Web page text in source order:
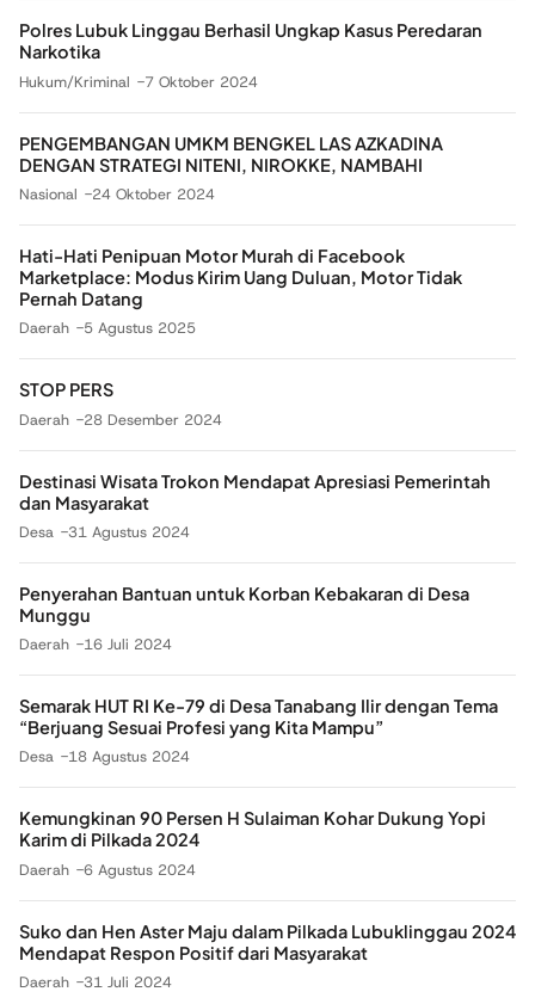
Polres Lubuk Linggau Berhasil Ungkap Kasus Peredaran
Narkotika
Hukum/Kriminal 7 Oktober 2024
PENGEMBANGAN UMKM BENGKEL LAS AZKADINA
DENGAN STRATEGI NITENI, NIROKKE, NAMBAHI
Nasional 24 Oktober 2024
Hati-Hati Penipuan Motor Murah di Facebook
Marketplace: Modus Kirim Uang Duluan, Motor Tidak
Pernah Datang
Daerah 5 Agustus 2025
STOP PERS
Daerah 28 Desember 2024
Destinasi Wisata Trokon Mendapat Apresiasi Pemerintah
dan Masyarakat
Desa 31 Agustus 2024
Penyerahan Bantuan untuk Korban Kebakaran di Desa
Munggu
Daerah 16 Juli 2024
Semarak HUT RI Ke-79 di Desa Tanabang Ilir dengan Tema
“Berjuang Sesuai Profesi yang Kita Mampu”
Desa 18 Agustus 2024
Kemungkinan 90 Persen H Sulaiman Kohar Dukung Yopi
Karim di Pilkada 2024
Daerah 6 Agustus 2024
Suko dan Hen Aster Maju dalam Pilkada Lubuklinggau 2024
Mendapat Respon Positif dari Masyarakat
Daerah 31 Juli 2024